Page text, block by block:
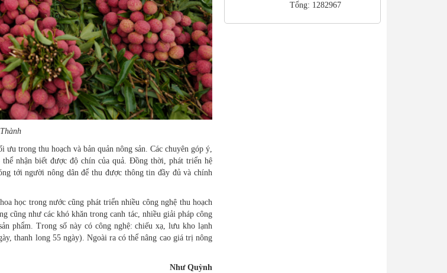
trong thu hoạch và bản quản nông sản. Các chuyên góp ý,
nhận biết được độ chín của quả. Đồng thời, phát triển hệ
tới người nông dân để thu được thông tin đầy đủ và chính
học trong nước cũng phát triển nhiều công nghệ thu hoạch
cũng như các khó khăn trong canh tác, nhiều giải pháp công
phẩm. Trong số này có công nghệ: chiếu xạ, lưu kho lạnh
thanh long 55 ngày). Ngoài ra có thể nâng cao giá trị nông
Như Quỳnh
Tổng: 1282967